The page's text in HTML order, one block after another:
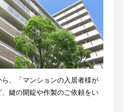
、「マンションの入居者様が
鍵の開錠や作製のご依頼をい